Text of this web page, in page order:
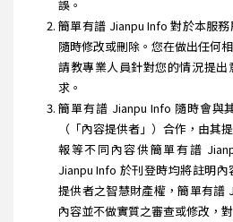
誤。
簡單有譜 Jianpu Info 對於本服
隨時修改或刪除。您在做出任何
請教專業人員針對您的情況提
求。
簡單有譜 Jianpu Info 隨時會與
（「內容提供者」）合作，由其
報等不同內容供簡單有譜
Jianpu Info 於刊登時均將註明
提供者之智慧財產權，簡單有譜
內容並不做實質之審查或修改，